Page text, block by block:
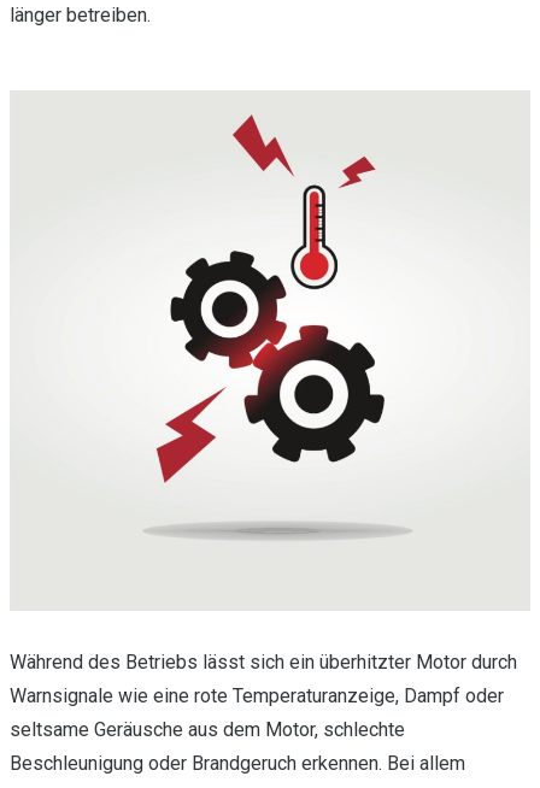
länger betreiben.
Während des Betriebs lässt sich ein überhitzter Motor durch
Warnsignale wie eine rote Temperaturanzeige, Dampf oder
seltsame Geräusche aus dem Motor, schlechte
Beschleunigung oder Brandgeruch erkennen. Bei allem